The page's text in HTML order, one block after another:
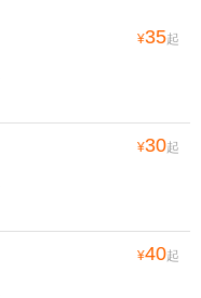
¥35起
¥30起
¥40起